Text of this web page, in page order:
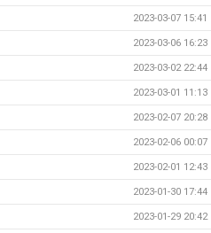
2023-03-07 15:41
2023-03-06 16:23
2023-03-02 22:44
2023-03-01 11:13
2023-02-07 20:28
2023-02-06 00:07
2023-02-01 12:43
2023-01-30 17:44
2023-01-29 20:42